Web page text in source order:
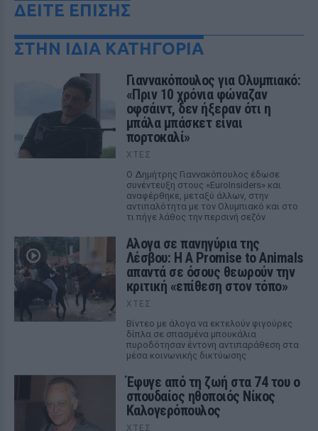
ΔΕΙΤΕ ΕΠΙΣΗΣ
ΣΤΗΝ ΙΔΙΑ ΚΑΤΗΓΟΡΙΑ
Γιαννακόπουλος για Ολυμπιακό:
«Πριν 10 χρόνια φώναζαν
οφσάιντ, δεν ήξεραν ότι η
μπάλα μπάσκετ είναι
πορτοκαλί»
ΧΤΕΣ
Ο Δημήτρης Γιαννακόπουλος έδωσε
συνέντευξη στους «EuroInsiders» και
αναφέρθηκε, μεταξύ άλλων, στην
αντιπαλότητα με τον Ολυμπιακό και στο
τι πήγε λάθος την περσινή σεζόν
Αλογα σε πανηγύρια της
Λέσβου: Η A Promise to Animals
απαντά σε όσους θεωρούν την
κριτική «επίθεση στον τόπο»
ΧΤΕΣ
Βίντεο με άλογα να εκτελούν φιγούρες
δίπλα σε σπασμένα μπουκάλια
πυροδότησαν έντονη αντιπαράθεση στα
μέσα κοινωνικής δικτύωσης
Έφυγε από τη ζωή στα 74 του ο
σπουδαίος ηθοποιός Νίκος
Καλογερόπουλος
ΧΤΕΣ